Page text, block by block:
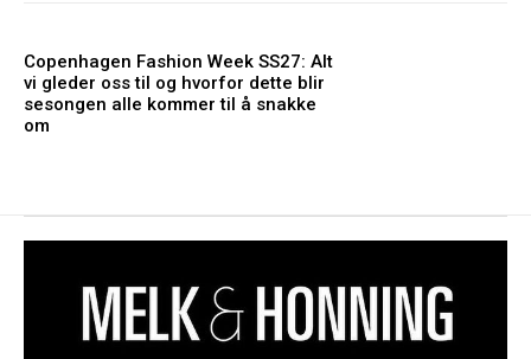
Copenhagen Fashion Week SS27: Alt
vi gleder oss til og hvorfor dette blir
sesongen alle kommer til å snakke
om